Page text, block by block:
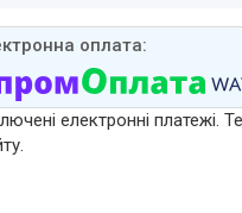
електронні